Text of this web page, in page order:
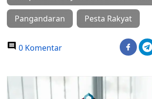
Pangandaran Pesta Rakyat
0 Komentar